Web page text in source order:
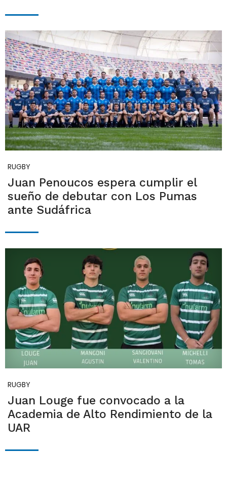
RUGBY
Juan Penoucos espera cumplir el
sueño de debutar con Los Pumas
ante Sudáfrica
RUGBY
Juan Louge fue convocado a la
Academia de Alto Rendimiento de la
UAR